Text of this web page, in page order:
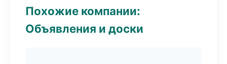
Похожие компании:
Объявления и доски